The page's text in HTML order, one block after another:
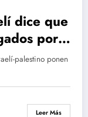
dice que
por
Bibas,
la
restos.
palestino ponen
Leer Más